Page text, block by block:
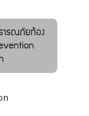
ารณภัยท้อง